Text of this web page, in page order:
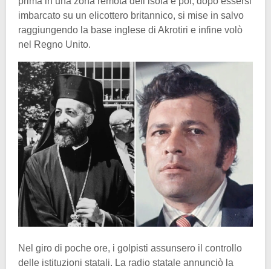
imbarcato su un elicottero britannico, si mise in salvo
raggiungendo la base inglese di Akrotiri e infine volò
nel Regno Unito.
Nel giro di poche ore, i golpisti assunsero il controllo
delle istituzioni statali. La radio statale annunciò la